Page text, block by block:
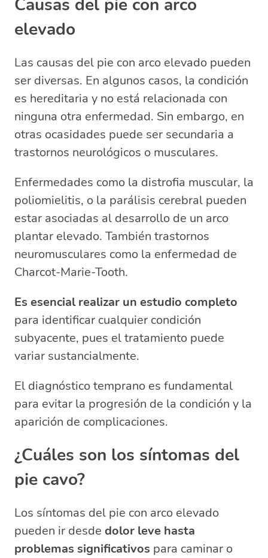
Causas del pie con arco
elevado
Las causas del pie con arco elevado pueden
ser diversas. En algunos casos, la condición
es hereditaria y no está relacionada con
ninguna otra enfermedad. Sin embargo, en
otras ocasidades puede ser secundaria a
trastornos neurológicos o musculares.
Enfermedades como la distrofia muscular, la
poliomielitis, o la parálisis cerebral pueden
estar asociadas al desarrollo de un arco
plantar elevado. También trastornos
neuromusculares como la enfermedad de
Charcot-Marie-Tooth.
Es esencial realizar un estudio completo
para identificar cualquier condición
subyacente, pues el tratamiento puede
variar sustancialmente.
El diagnóstico temprano es fundamental
para evitar la progresión de la condición y la
aparición de complicaciones.
¿Cuáles son los síntomas del
pie cavo?
Los síntomas del pie con arco elevado
pueden ir desde dolor leve hasta
problemas significativos para caminar o